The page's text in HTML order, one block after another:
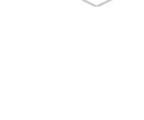
Rogers Bisco HT-6000